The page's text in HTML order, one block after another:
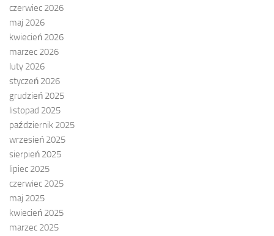
czerwiec 2026
maj 2026
kwiecień 2026
marzec 2026
luty 2026
styczeń 2026
grudzień 2025
listopad 2025
październik 2025
wrzesień 2025
sierpień 2025
lipiec 2025
czerwiec 2025
maj 2025
kwiecień 2025
marzec 2025